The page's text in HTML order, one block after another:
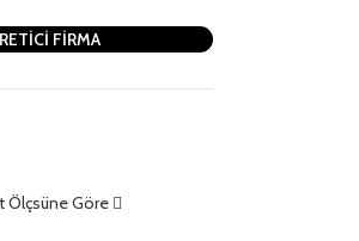
FİRMA
Ölçsüne Göre